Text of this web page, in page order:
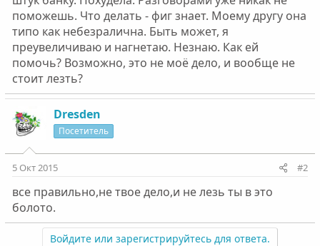
поможешь. Что делать - фиг знает. Моему другу она
типо как небезралична. Быть может, я
преувеличиваю и нагнетаю. Незнаю. Как ей
помочь? Возможно, это не моё дело, и вообще не
стоит лезть?
Dresden
Посетитель
5 Окт 2015 #2
все правильно,не твое дело,и не лезь ты в это
болото.
Войдите или зарегистрируйтесь для ответа.